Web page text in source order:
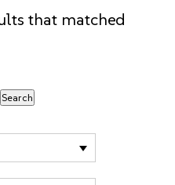
that matched